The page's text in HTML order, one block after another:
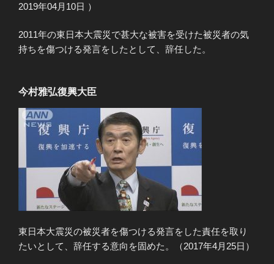
2019年04月10日 ）
2011年の東日本大震災で甚大な被害を受けた被災者の気
持ちを傷つける発言をしたとして、辞任した。
今村雅弘復興大臣
東日本大震災の被災者を傷つける発言をした責任を取り
たいとして、辞任する意向を固めた。（2017年4月25日）